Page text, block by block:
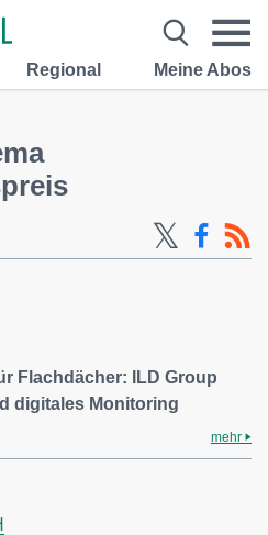
Regional Meine Abos
Flachdächer: ILD Group
digitales Monitoring
mehr